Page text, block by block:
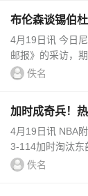
布伦森谈锡伯
浅 尽管有时他
4月19日讯 今日
邮报》的采访，
说：“我个人感觉
佚名
加时成奇兵！
切尔真是天才
4月19日讯 NBA
3-114加时淘汰东
对阵东部第一的
佚名